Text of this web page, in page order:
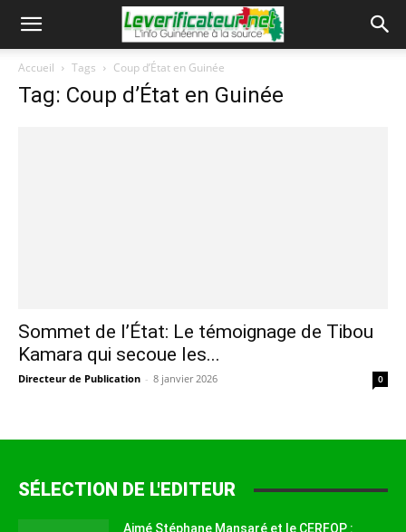
Accueil Tags Coup d’État en Guinée
Tag: Coup d’État en Guinée
Sommet de l’État: Le témoignage de Tibou
Kamara qui secoue les...
Directeur de Publication - 8 janvier 2026 0
SÉLECTION DE L'EDITEUR
Aimé Stéphane Mansaré et le CERFOP :